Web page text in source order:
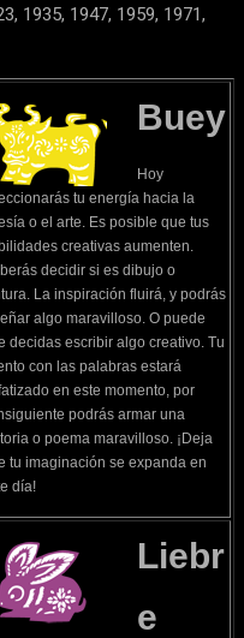
1935, 1947, 1959, 1971,
Buey
Hoy
tu energía hacia la
o el arte. Es posible que tus
creativas aumenten.
decidir si es dibujo o
La inspiración fluirá, y podrás
algo maravilloso. O puede
decidas escribir algo creativo. Tu
con las palabras estará
en este momento, por
podrás armar una
o poema maravilloso. ¡Deja
tu imaginación se expanda en
día!
Liebr
e